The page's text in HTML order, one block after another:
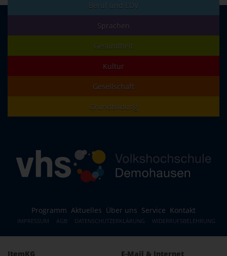
Beruf und EDV
Sprachen
Gesundheit
Kultur
Gesellschaft
Grundbildung
Programm Aktuelles Über uns Service Kontakt
IMPRESSUM AGB DATENSCHUTZERKLÄRUNG WIDERRUFSBELEHRUNG
ItemKG
E-Mail & Internet